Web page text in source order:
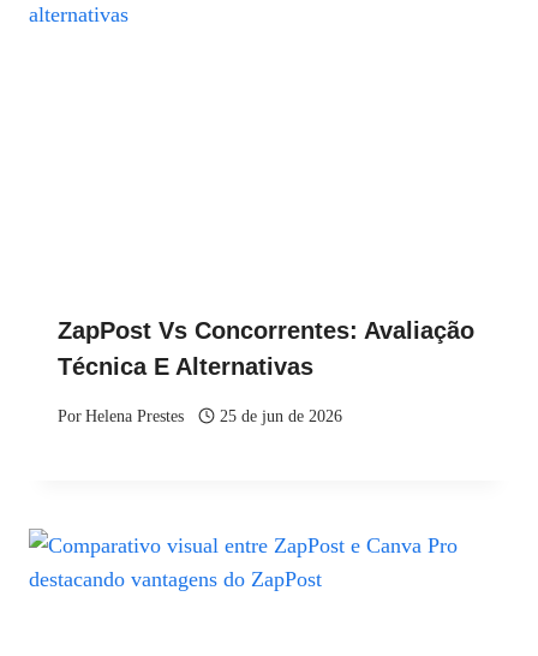
ZapPost Vs Concorrentes: Avaliação
Técnica E Alternativas
PorHelena Prestes 25 de jun de 2026